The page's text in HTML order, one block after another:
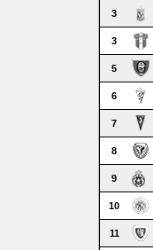
3
3
5
6
7
8
9
10
11